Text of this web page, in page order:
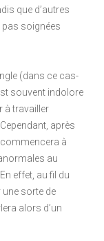
que d’autres
pas soignées
(dans ce cas-
souvent indolore
à travailler
après
à
au
effet, au fil du
une sorte de
alors d’un